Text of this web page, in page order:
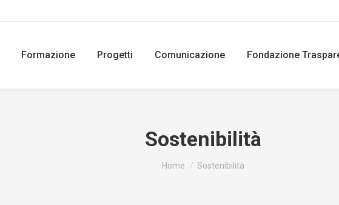
Formazione Progetti Comunicazione Fondazione
Sostenibilità
You are here:
Home Sostenibilità